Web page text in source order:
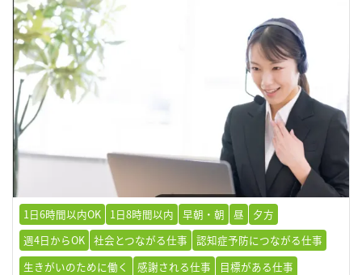
1日6時間以内OK 1日8時間以内 早朝・朝 昼
夕方
週4日からOK 社会とつながる仕事
認知症予防につながる仕事
生きがいのために働く
感謝される仕事
目標がある仕事